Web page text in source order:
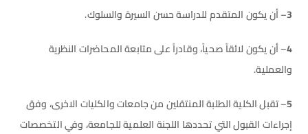
3– أن يكون المتقدم للدراسة حسن السيرة والسلوك.
4– أن يكون لائقاً صحياً، وقادراً على متابعة المحاضرات النظرية
والعملية.
5– تقبل الكلية الطلبة المنتقلين من جامعات والكليات الاخرى، وفق
إجراءات القبول التي تحددها اللجنة العلمية للجامعة، وفي التخصصات